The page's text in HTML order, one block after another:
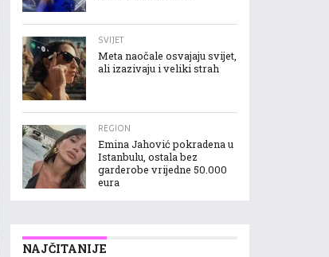
SVIJET
Meta naočale osvajaju svijet,
ali izazivaju i veliki strah
REGION
Emina Jahović pokradena u
Istanbulu, ostala bez
garderobe vrijedne 50.000
eura
NAJČITANIJE